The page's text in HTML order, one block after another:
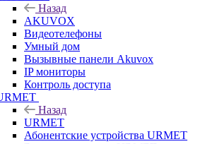
Назад
AKUVOX
Видеотелефоны
Умный дом
Вызывные панели Akuvox
IP мониторы
Контроль доступа
Назад
URMET
Абонентские устройства URMET